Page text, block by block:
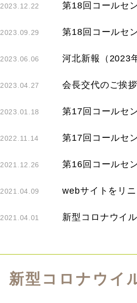
2023.12.22
2023.09.29 第18回コールセ
2023.06.06
2023.04.27 会長交代のご挨拶
2023.01.18
2022.11.14 第17回コールセ
2021.12.26
2021.04.09 webサイトをリ
2021.04.01 新型コロナウイ
新型コロナウイ